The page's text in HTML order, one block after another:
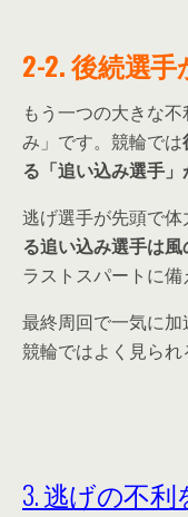
2-2. 後続選
もう一つの大きな
み」です。競輪では
る「追い込み選手
逃げ選手が先頭で体
る追い込み選手は
ラストスパートに備
最終周回で一気に
競輪ではよく見られ
3. 逃げの不